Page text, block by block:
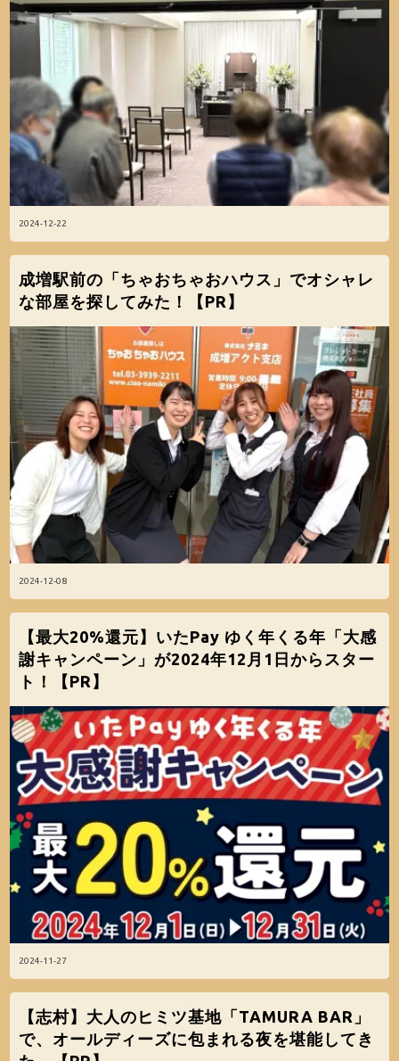
2024-12-22
2024-12-08
成増駅前の「ちゃおちゃおハウス」でオシャレ
な部屋を探してみた！【PR】
2024-11-27
【最大20%還元】いたPay ゆく年くる年「大感
謝キャンペーン」が2024年12月1日からスター
ト！【PR】
【志村】大人のヒミツ基地「TAMURA BAR」
で、オールディーズに包まれる夜を堪能してき